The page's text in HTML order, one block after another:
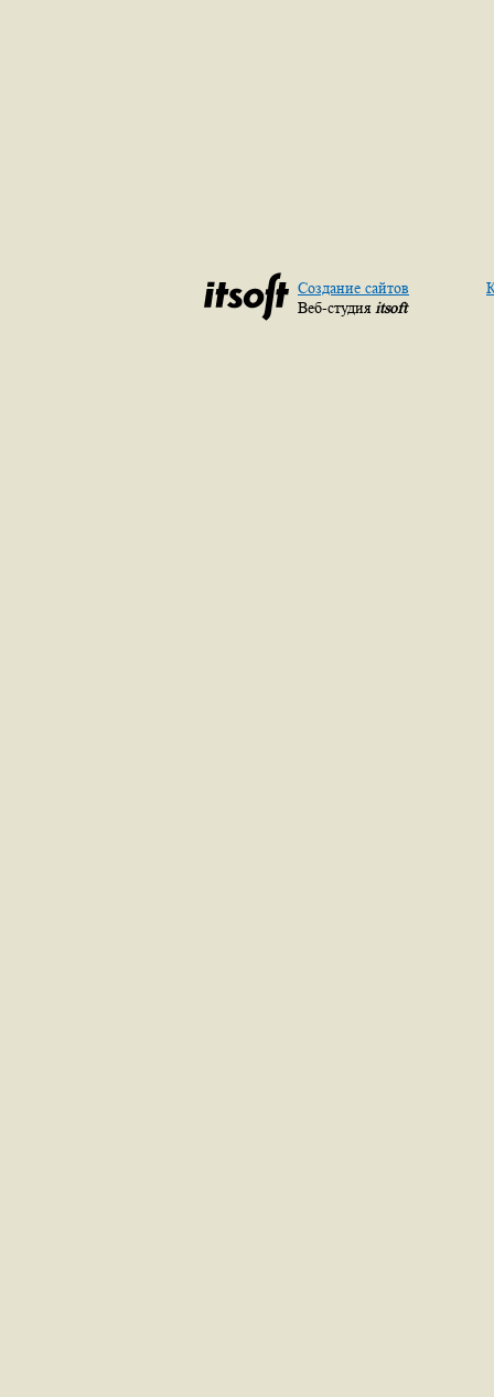
Создание сайтов
Веб-студия itsoft